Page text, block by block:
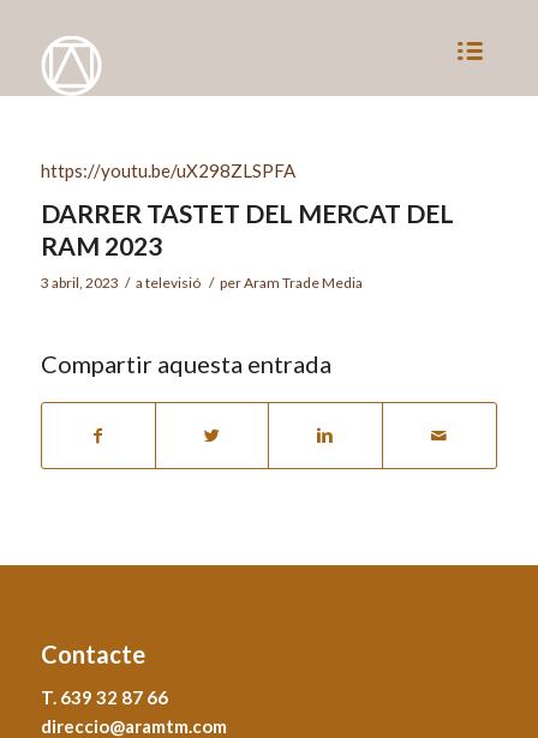
https://youtu.be/uX298ZLSPFA
DARRER TASTET DEL MERCAT DEL
RAM 2023
3 abril, 2023 / a televisió / perAram Trade Media
Compartir aquesta entrada
Contacte
T. 639 32 87 66
direccio@aramtm.com